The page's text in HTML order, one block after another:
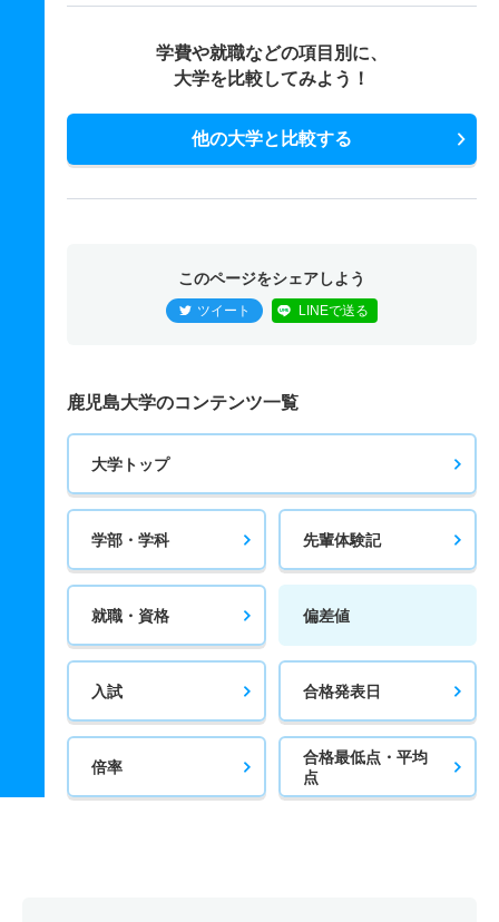
学費や就職などの項目別に、
大学を比較してみよう！
他の大学と比較する
このページをシェアしよう
ツイート LINEで送る
鹿児島大学のコンテンツ一覧
大学トップ
学部・学科 先輩体験記
就職・資格 偏差値
入試 合格発表日
倍率
合格最低点・平均
点